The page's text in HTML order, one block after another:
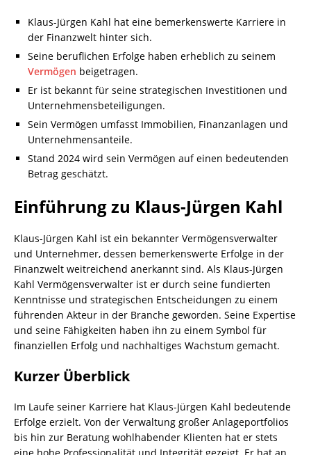
Klaus-Jürgen Kahl hat eine bemerkenswerte Karriere in
der Finanzwelt hinter sich.
Seine beruflichen Erfolge haben erheblich zu seinem
Vermögen beigetragen.
Er ist bekannt für seine strategischen Investitionen und
Unternehmensbeteiligungen.
Sein Vermögen umfasst Immobilien, Finanzanlagen und
Unternehmensanteile.
Stand 2024 wird sein Vermögen auf einen bedeutenden
Betrag geschätzt.
Einführung zu Klaus-Jürgen Kahl
Klaus-Jürgen Kahl ist ein bekannter Vermögensverwalter
und Unternehmer, dessen bemerkenswerte Erfolge in der
Finanzwelt weitreichend anerkannt sind. Als Klaus-Jürgen
Kahl Vermögensverwalter ist er durch seine fundierten
Kenntnisse und strategischen Entscheidungen zu einem
führenden Akteur in der Branche geworden. Seine Expertise
und seine Fähigkeiten haben ihn zu einem Symbol für
finanziellen Erfolg und nachhaltiges Wachstum gemacht.
Kurzer Überblick
Im Laufe seiner Karriere hat Klaus-Jürgen Kahl bedeutende
Erfolge erzielt. Von der Verwaltung großer Anlageportfolios
bis hin zur Beratung wohlhabender Klienten hat er stets